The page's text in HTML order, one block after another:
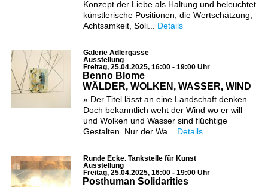
Konzept der Liebe als Haltung und beleuchtet
künstlerische Positionen, die Wertschätzung,
Achtsamkeit, Soli... Details
Galerie Adlergasse
Ausstellung
Freitag, 25.04.2025, 16:00 - 19:00 Uhr
Benno Blome
WÄLDER, WOLKEN, WASSER, WIND
» Der Titel lässt an eine Landschaft denken.
Doch bekanntlich weht der Wind wo er will
und Wolken und Wasser sind flüchtige
Gestalten. Nur der Wa... Details
Runde Ecke. Tankstelle für Kunst
Ausstellung
Freitag, 25.04.2025, 16:00 - 19:00 Uhr
Posthuman Solidarities